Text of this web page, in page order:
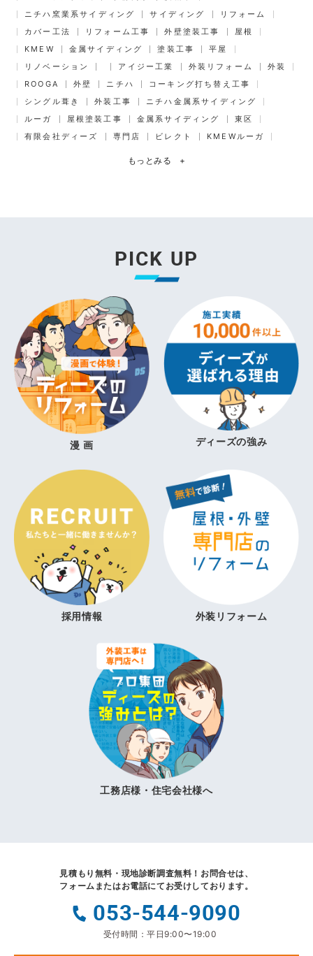
ニチハ窯業系サイディング
サイディング
リフォーム
カバー工法
リフォーム工事 外壁塗装工事
屋根
KMEW
金属サイディング 塗装工事
平屋
リノベーション
アイジー工業 外装リフォーム
外装
ROOGA
外壁 ニチハ
コーキング打ち替え工事
シングル葺き
外装工事
ニチハ金属系サイディング
ルーガ
屋根塗装工事 金属系サイディング
東区
有限会社ディーズ
専門店 ビレクト KMEWルーガ
もっとみる +
PICK UP
漫 画 ディーズの強み
採用情報 外装リフォーム
工務店様・住宅会社様へ
見積もり無料・現地診断調査無料！ お問合せは、
フォームまたはお電話にてお受けしております。
053-544-9090
受付時間：平日9:00〜19:00